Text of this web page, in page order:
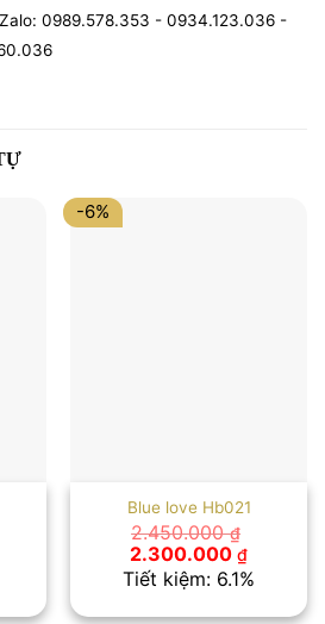
0989.578.353 - 0934.123.036 -
-6%
Blue love Hb021
2.450.000₫
Giá
gốc
là:
2.300.000 ₫Giá
hiện
tại
Tiết kiệm: 6.1%